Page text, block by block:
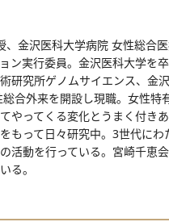
金沢医科大学病院 女性総合
ン実行委員。金沢医科大学を
研究所ゲノムサイエンス、金
合外来を開設し現職。女性特
やってくる変化とうまく付き
もって日々研究中。3世代にわ
活動を行っている。宮崎千恵
る。